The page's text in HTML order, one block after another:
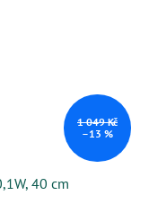
1 049 Kč
–13 %
40 cm